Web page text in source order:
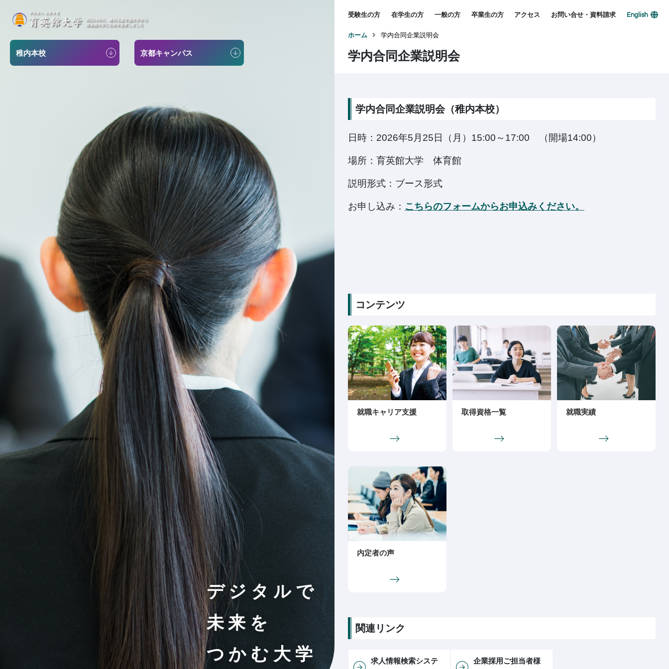
稚内本校 京都キャンパス
デジタルで
未来を
つかむ大学
受験生の方 在学生の方 一般の方 卒業生の方 アクセス お問い合せ・資料請求 English
ホーム 学内合同企業説明会
学内合同企業説明会
学内合同企業説明会（稚内本校）
日時：2026年5月25日（月）15:00～17:00 （開場14:00）
場所：育英館大学 体育館
説明形式：ブース形式
お申し込み： こちらのフォームからお申込みください。
コンテンツ
就職キャリア支援 取得資格一覧 就職実績
内定者の声
関連リンク
求人情報検索システ 企業採用ご担当者様